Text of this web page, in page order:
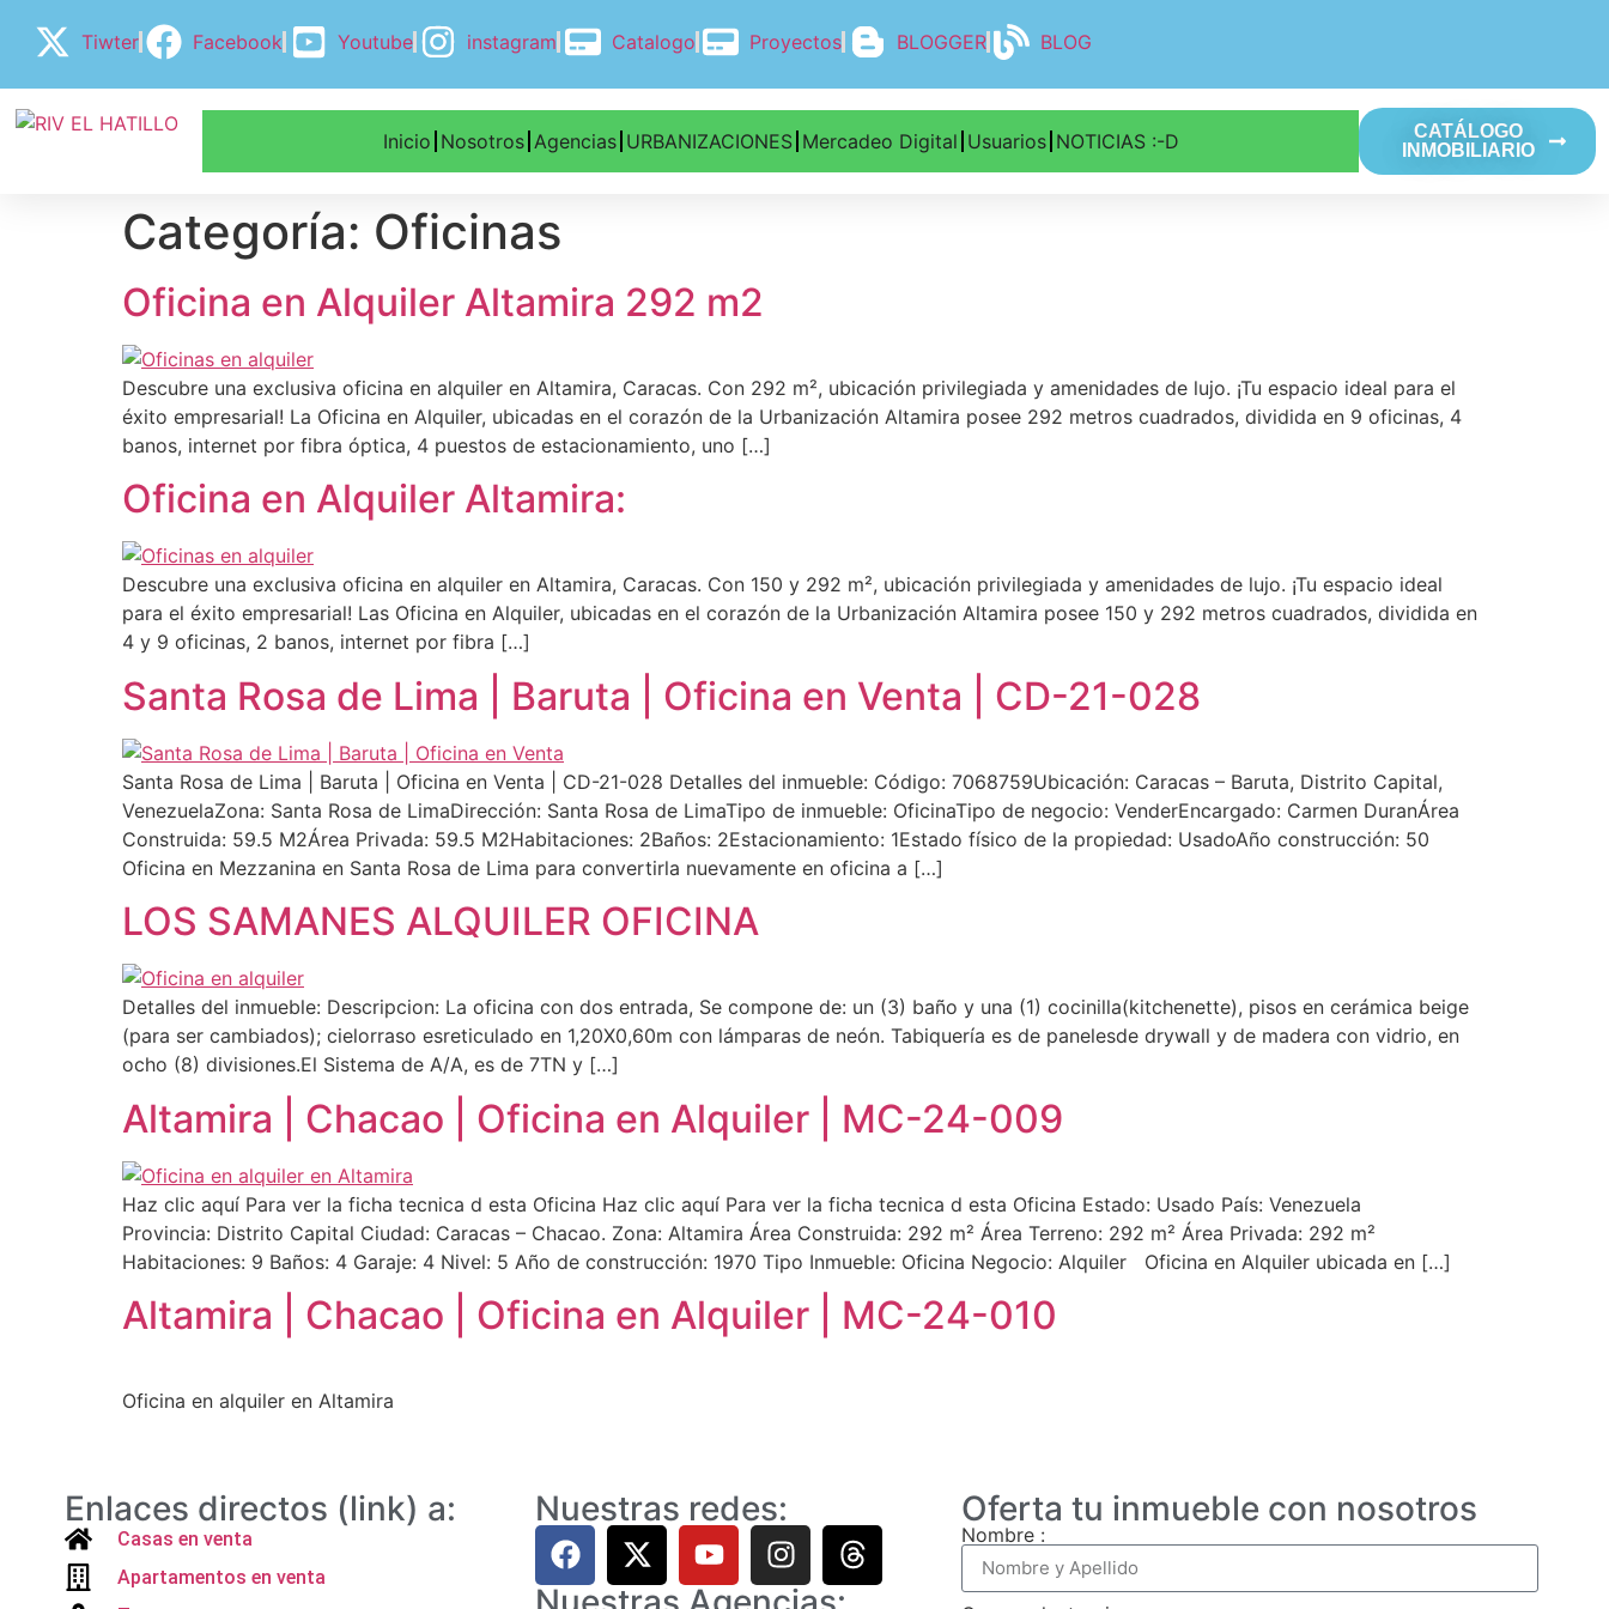
Tiwter Facebook Youtube instagram Catalogo Proyectos BLOGGER BLOG
Inicio Nosotros Agencias URBANIZACIONES Mercadeo Digital Usuarios NOTICIAS :-D
CATÁLOGO
INMOBILIARIO
Categoría: Oficinas
Oficina en Alquiler Altamira 292 m2
Descubre una exclusiva oficina en alquiler en Altamira, Caracas. Con 292 m², ubicación privilegiada y amenidades de lujo. ¡Tu espacio ideal para el
éxito empresarial! La Oficina en Alquiler, ubicadas en el corazón de la Urbanización Altamira posee 292 metros cuadrados, dividida en 9 oficinas, 4
banos, internet por fibra óptica, 4 puestos de estacionamiento, uno […]
Oficina en Alquiler Altamira:
Descubre una exclusiva oficina en alquiler en Altamira, Caracas. Con 150 y 292 m², ubicación privilegiada y amenidades de lujo. ¡Tu espacio ideal
para el éxito empresarial! Las Oficina en Alquiler, ubicadas en el corazón de la Urbanización Altamira posee 150 y 292 metros cuadrados, dividida en
4 y 9 oficinas, 2 banos, internet por fibra […]
Santa Rosa de Lima | Baruta | Oficina en Venta | CD-21-028
Santa Rosa de Lima | Baruta | Oficina en Venta | CD-21-028 Detalles del inmueble: Código: 7068759Ubicación: Caracas – Baruta, Distrito Capital,
VenezuelaZona: Santa Rosa de LimaDirección: Santa Rosa de LimaTipo de inmueble: OficinaTipo de negocio: VenderEncargado: Carmen DuranÁrea
Construida: 59.5 M2Área Privada: 59.5 M2Habitaciones: 2Baños: 2Estacionamiento: 1Estado físico de la propiedad: UsadoAño construcción: 50
Oficina en Mezzanina en Santa Rosa de Lima para convertirla nuevamente en oficina a […]
LOS SAMANES ALQUILER OFICINA
Detalles del inmueble: Descripcion: La oficina con dos entrada, Se compone de: un (3) baño y una (1) cocinilla(kitchenette), pisos en cerámica beige
(para ser cambiados); cielorraso esreticulado en 1,20X0,60m con lámparas de neón. Tabiquería es de panelesde drywall y de madera con vidrio, en
ocho (8) divisiones.El Sistema de A/A, es de 7TN y […]
Altamira | Chacao | Oficina en Alquiler | MC-24-009
Haz clic aquí Para ver la ficha tecnica d esta Oficina Haz clic aquí Para ver la ficha tecnica d esta Oficina Estado: Usado País: Venezuela
Provincia: Distrito Capital Ciudad: Caracas – Chacao. Zona: Altamira Área Construida: 292 m² Área Terreno: 292 m² Área Privada: 292 m²
Habitaciones: 9 Baños: 4 Garaje: 4 Nivel: 5 Año de construcción: 1970 Tipo Inmueble: Oficina Negocio: Alquiler Oficina en Alquiler ubicada en […]
Altamira | Chacao | Oficina en Alquiler | MC-24-010
Oficina en alquiler en Altamira
Enlaces directos (link) a:
Casas en venta
Apartamentos en venta
Nuestras redes: Oferta tu inmueble con nosotros
Nombre :